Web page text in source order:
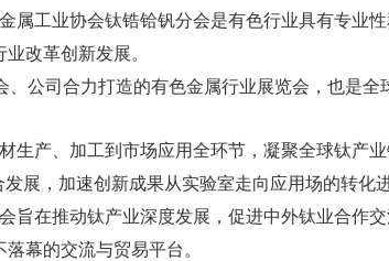
属工业协会钛锆铪钒分会是有色行业具有专业
业改革创新发展。
公司合力打造的有色金属行业展览会，也是全
生产、 加工到 市场应用全环节 ，凝聚全球钛产
展， 加速创新成果从实验室走向应用场的转化
会旨在推动钛产业深度发展，促进中外钛业合作
幕的交流与贸易平台。